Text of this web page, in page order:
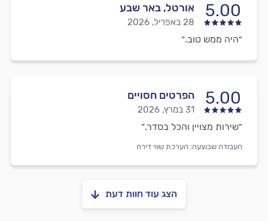
5.00 אורטל, באר שבע
28 באפריל, 2026
״היה ממש טוב.״
5.00 הפרטים חסויים
31 במרץ, 2026
״שירות מצויין והכל בסדר.״
העבודה שבוצעה: הערכת שווי דירה
הצג עוד חוות דעת